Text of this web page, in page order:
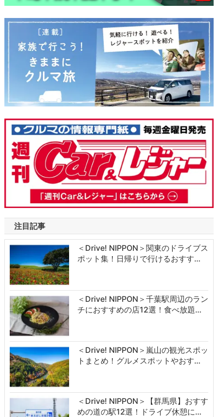
注目記事
＜Drive! NIPPON＞関東のドライブス
ポット集！日帰りで行けるおすす…
＜Drive! NIPPON＞千葉駅周辺のラン
チにおすすめの店12選！食べ放題…
＜Drive! NIPPON＞嵐山の観光スポッ
トまとめ！グルメスポットやおす…
＜Drive! NIPPON＞【群馬県】おすす
めの道の駅12選！ドライブ休憩に…